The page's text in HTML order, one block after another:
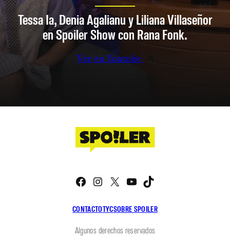
Tessa Ia, Denia Agalianu y Liliana Villaseñor
en Spoiler Show con Rana Fonk.
Ver en Youtube
CONTACTOTYCSOBRE SPOILER
Facebook
Instagram
X YouTube
Algunos derechos reservados